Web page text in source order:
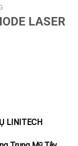
LASER
LINITECH